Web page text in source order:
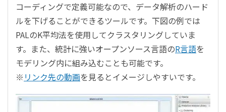
コーディングで定義可能なので、データ解析のハード
ルを下げることができるツールです。下図の例では
PALのK平均法を使用してクラスタリングしていま
す。また、統計に強いオープンソース言語のR言語を
モデリング内に組み込むことも可能です。
※ リンク先の動画を見るとイメージしやすいです。